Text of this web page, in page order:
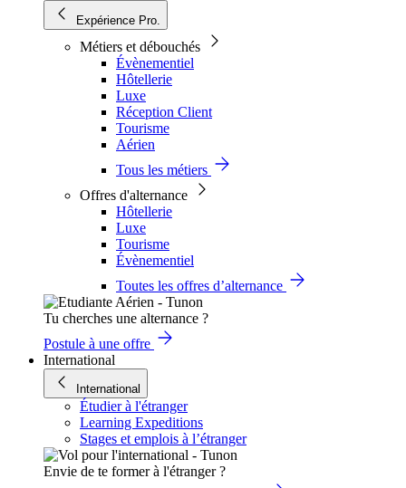
Expérience Pro.
Métiers et débouchés
Évènementiel
Hôtellerie
Luxe
Réception Client
Tourisme
Aérien
Tous les métiers
Offres d'alternance
Hôtellerie
Luxe
Tourisme
Évènementiel
Toutes les offres d’alternance
Tu cherches une alternance ?
Postule à une offre
International
International
Étudier à l'étranger
Learning Expeditions
Stages et emplois à l’étranger
Envie de te former à l'étranger ?